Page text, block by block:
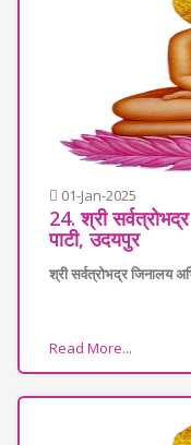
01-Jan-2025
24. श्री
पाटी, उदयपुर
श्री सर्वत्रोभद्र जिनालय
Read More...